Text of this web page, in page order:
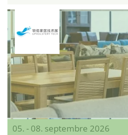
05. - 08. septembre 2026